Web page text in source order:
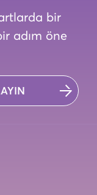
bir
adım öne